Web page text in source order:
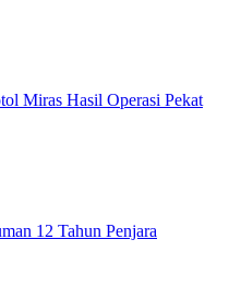
Miras Hasil Operasi Pekat
12 Tahun Penjara